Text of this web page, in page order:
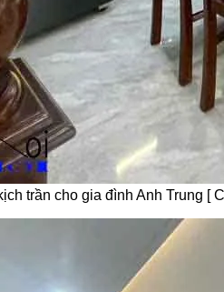
trần cho gia đình Anh Trung [